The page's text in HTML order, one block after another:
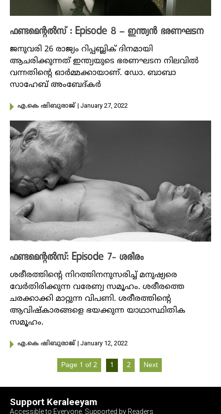
ഫണ്ടമെന്റൽസ് : Episode 8 – ഇന്ത്യൻ ഭരണഘടന
ജനുവരി 26 രാജ്യം റിപ്പബ്ലിക് ദിനമായി
ആചരിക്കുന്നത് ഇന്ത്യയുടെ ഭരണഘടന നിലവിൽ
വന്നതിന്റെ ഓർമ്മക്കായാണ്. ഡോ. ബാബാ
സാഹേബ് അംബേദ്കർ
എ.കെ ഷിബുരാജ് | January 27, 2022
ഫണ്ടമെന്റല്‍സ്: Episode 7- ശരീരം
ശരീരത്തിന്റെ നിറത്തിനനുസരിച്ച് മനുഷ്യരെ
വേർതിരിക്കുന്ന വരേണ്യ സമൂഹം. ശരീരത്തെ
ചരക്കാക്കി മാറ്റുന്ന വിപണി. ശരീരത്തിന്റെ
ആവിഷ്കാരങ്ങളെ ഭയക്കുന്ന യാഥാസ്ഥിതിക
സമൂഹം.
എ.കെ ഷിബുരാജ് | January 12, 2022
Page 1 of 2 1 2 Next
Support Keraleeyam
Accessible to Everyone, Supported by Readers